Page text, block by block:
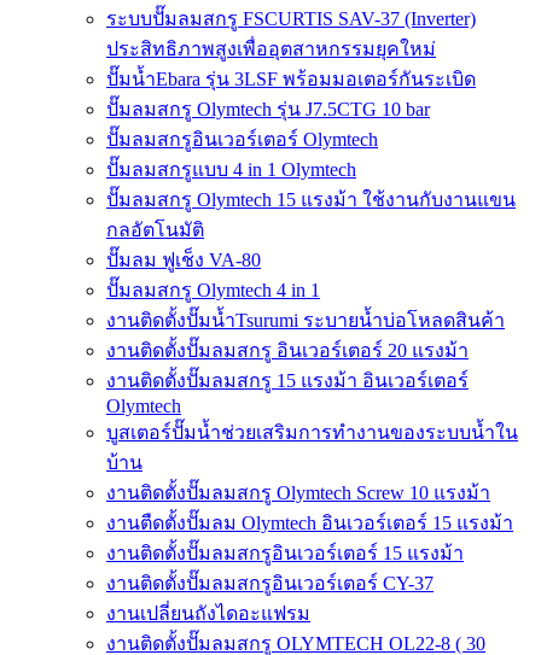
ระบบปั๊มลมสกรู FSCURTIS SAV-37 (Inverter)
ประสิทธิภาพสูงเพื่ออุตสาหกรรมยุคใหม่
ปั๊มน้ำEbara รุ่น 3LSF พร้อมมอเตอร์กันระเบิด
ปั๊มลมสกรู Olymtech รุ่น J7.5CTG 10 bar
ปั๊มลมสกรูอินเวอร์เตอร์ Olymtech
ปั๊มลมสกรูแบบ 4 in 1 Olymtech
ปั๊มลมสกรู Olymtech 15 แรงม้า ใช้งานกับงานแขน
กลอัตโนมัติ
ปั๊มลม ฟูเช็ง VA-80
ปั๊มลมสกรู Olymtech 4 in 1
งานติดตั้งปั๊มน้ำTsurumi ระบายน้ำบ่อโหลดสินค้า
งานติดตั้งปั๊มลมสกรู อินเวอร์เตอร์ 20 แรงม้า
งานติดตั้งปั๊มลมสกรู 15 แรงม้า อินเวอร์เตอร์
Olymtech
บูสเตอร์ปั๊มน้ำช่วยเสริมการทำงานของระบบน้ำใน
บ้าน
งานติดตั้งปั๊มลมสกรู Olymtech Screw 10 แรงม้า
งานตืดตั้งปั๊มลม Olymtech อินเวอร์เตอร์ 15 แรงม้า
งานติดตั้งปั๊มลมสกรูอินเวอร์เตอร์ 15 แรงม้า
งานติดตั้งปั๊มลมสกรูอินเวอร์เตอร์ CY-37
งานเปลี่ยนถังไดอะแฟรม
งานติดตั้งปั๊มลมสกรู OLYMTECH OL22-8 ( 30